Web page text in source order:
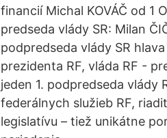
financií Michal KOVÁČ od 1
predseda vlády SR: Milan
podpredseda vlády SR
prezidenta RF, vláda RF -
jeden 1. podpredseda vlády
federálnych služieb RF,
legislatívu – tiež unikátne